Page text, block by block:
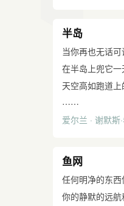
有没有甜菜、豌
盖上了那本大帐
用双手戴好了警
一边说再见，一
爱它们又凉又硬
说真的，这老头
就像他那老头子
我爷爷的土纳的
一天挖的泥炭比
有一次我给他送
开了，
我塞给老凯利光
只有和气的生意
然后是笨拙而突
他那疙里疙瘩的
半岛
当你再也无话
在半岛上兜它一
天空高如跑道上
地上没有标志所
而只是经过，尽
犁过的田野吞下
……
爱尔兰 · 谢默斯
鱼网
任何明净的东西
你的静默的远航